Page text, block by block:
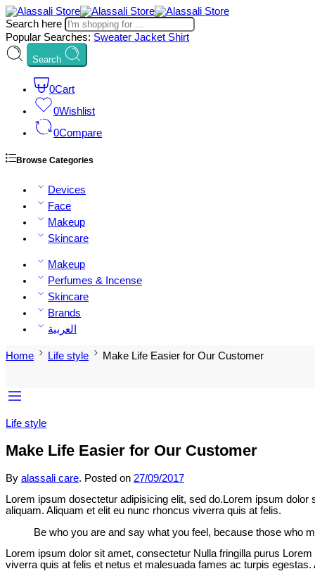
Search here
Popular Searches: Sweater Jacket Shirt
Search
0Cart
0Wishlist
0Compare
Browse Categories
Devices
Face
Makeup
Skincare
Makeup
Perfumes & Incense
Skincare
Brands
العربية
Home Life style Make Life Easier for Our Customer
Life style
Make Life Easier for Our Customer
By alassali care. Posted on 27/09/2017
Lorem ipsum dosectetur adipisicing elit, sed do.Lorem ipsum
aliquam. Aliquam et elit eu nunc rhoncus viverra quis at felis.
Be who you are and say what you feel, because those who
Lorem ipsum dolor sit amet, consectetur Nulla fringilla purus
viverra quis at felis et netus et malesuada fames ac turpis